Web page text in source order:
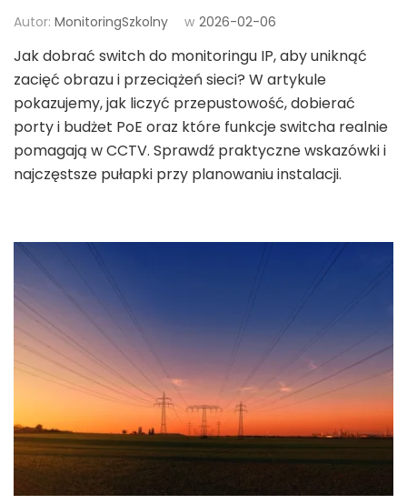
Autor: MonitoringSzkolny w 2026-02-06
Jak dobrać switch do monitoringu IP, aby uniknąć
zacięć obrazu i przeciążeń sieci? W artykule
pokazujemy, jak liczyć przepustowość, dobierać
porty i budżet PoE oraz które funkcje switcha realnie
pomagają w CCTV. Sprawdź praktyczne wskazówki i
najczęstsze pułapki przy planowaniu instalacji.